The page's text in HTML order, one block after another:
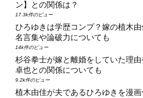
ン】との関係は？
17.3k件のビュー
ひろゆきは学歴コンプ？嫁の植木
名言集や論破力についても
14k件のビュー
杉谷拳士が嫁と離婚をしていた理
卓也との関係についても
9.2k件のビュー
植木由佳が夫であるひろゆきを漫